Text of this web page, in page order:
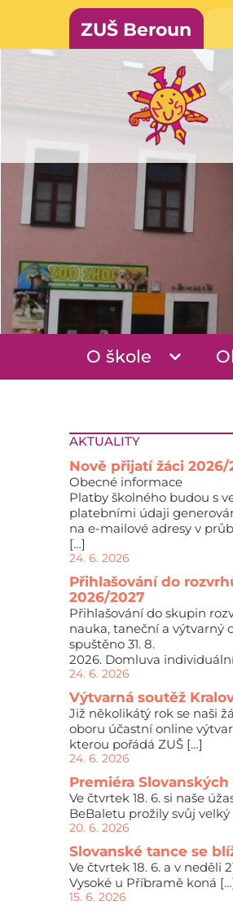
ZUŠ Beroun
O škole
AKTUALITY
Nově přijatí žáci 2026/
Obecné informace
Platby školného budou s
platebními údaji
na e-mailové adresy v
[…]
24. 6. 2026
Přihlašování do
2026/2027
Přihlašování do skupin
nauka, taneční a výtvarný
spuštěno 31. 8.
2026. Domluva
24. 6. 2026
Výtvarná soutěž
Již několikátý rok se naši
oboru účastní online
kterou pořádá ZUŠ […]
24. 6. 2026
Premiéra
Ve čtvrtek 18. 6. si naše
BeBaletu prožily svůj velký
20. 6. 2026
Slovanské tance se
Ve čtvrtek 18. 6. a v neděli
Vysoké u Příbramě koná
15. 6. 2026